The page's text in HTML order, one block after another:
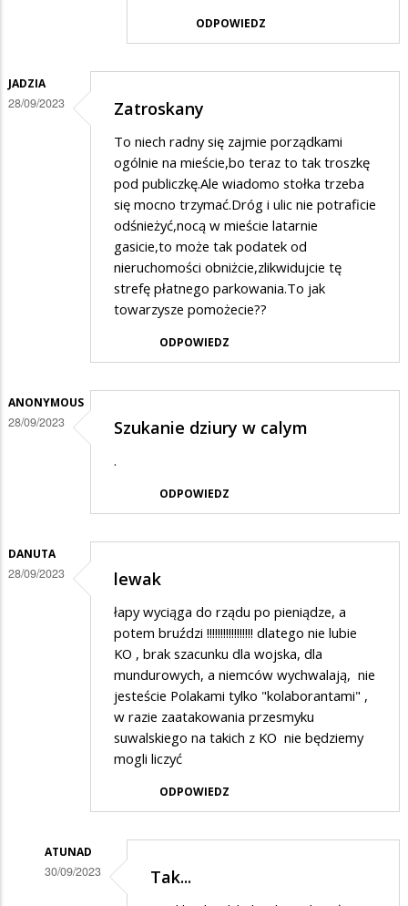
odpowiedzi
na
kierowniku
ODPOWIEDZ
JADZIA
28/09/2023 Zatroskany
To niech radny się zajmie porządkami
ogólnie na mieście,bo teraz to tak troszkę
pod publiczkę.Ale wiadomo stołka trzeba
się mocno trzymać.Dróg i ulic nie potraficie
odśnieżyć,nocą w mieście latarnie
gasicie,to może tak podatek od
nieruchomości obniżcie,zlikwidujcie tę
strefę płatnego parkowania.To jak
towarzysze pomożecie??
ODPOWIEDZ
ANONYMOUS
28/09/2023 Szukanie dziury w calym
.
ODPOWIEDZ
DANUTA
28/09/2023 lewak
łapy wyciąga do rządu po pieniądze, a
potem bruździ !!!!!!!!!!!!!!!!! dlatego nie lubie
KO , brak szacunku dla wojska, dla
mundurowych, a niemców wychwalają, nie
jesteście Polakami tylko "kolaborantami" ,
w razie zaatakowania przesmyku
suwalskiego na takich z KO nie będziemy
mogli liczyć
ODPOWIEDZ
ATUNAD
30/09/2023 Tak...